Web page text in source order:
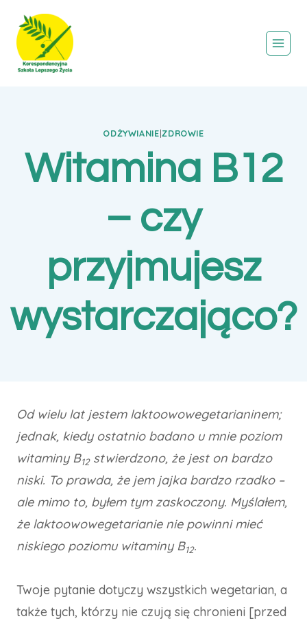
Przejdź
treści
ODŻYWIANIE|ZDROWIE
Witamina B12
– czy
przyjmujesz
wystarczająco?
Od wielu lat jestem laktoowowegetarianinem;
jednak, kiedy ostatnio badano u mnie poziom
witaminy B12stwierdzono, że jest on bardzo
niski. To prawda, że jem jajka bardzo rzadko –
ale mimo to, byłem tym zaskoczony. Myślałem,
że laktoowowegetarianie nie powinni mieć
niskiego poziomu witaminy B12.
Twoje pytanie dotyczy wszystkich wegetarian, a
także tych, którzy nie czują się chronieni [przed